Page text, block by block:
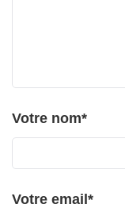
Votre nom*
Votre email*